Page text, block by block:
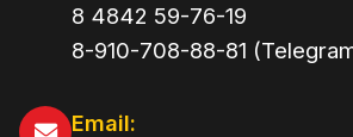
8 4842 59-76-19
8-910-708-88-81
Email: